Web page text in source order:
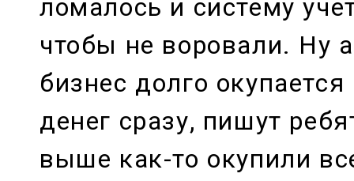
ломалось и систему
чтобы не воровали. Ну
бизнес долго
денег сразу, пишут
выше как-то окупили